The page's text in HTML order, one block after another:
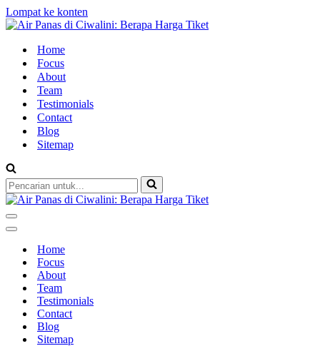
Lompat ke konten
Home
Focus
About
Team
Testimonials
Contact
Blog
Sitemap
Pencarian
untuk...
Menu
Navigasi
Menu
NavigasiHome
Focus
About
Team
Testimonials
Contact
Blog
Sitemap